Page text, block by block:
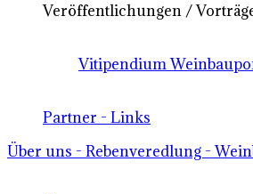
Veröffentlichungen /
Vitipendium
Partner - Links
Über uns - Rebenveredlung -